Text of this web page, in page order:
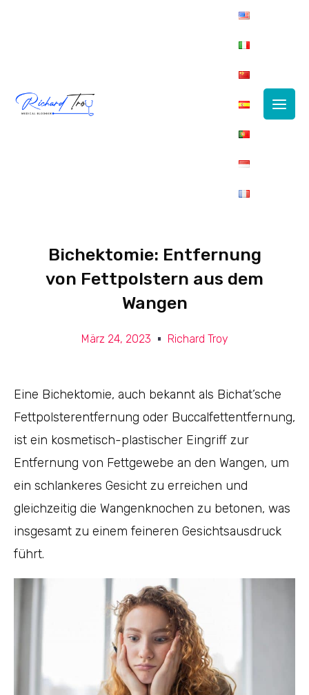
Bichektomie: Entfernung
von Fettpolstern aus dem
Wangen
März 24, 2023 Richard Troy
Eine Bichektomie, auch bekannt als Bichat’sche
Fettpolsterentfernung oder Buccalfettentfernung,
ist ein kosmetisch-plastischer Eingriff zur
Entfernung von Fettgewebe an den Wangen, um
ein schlankeres Gesicht zu erreichen und
gleichzeitig die Wangenknochen zu betonen, was
insgesamt zu einem feineren Gesichtsausdruck
führt.